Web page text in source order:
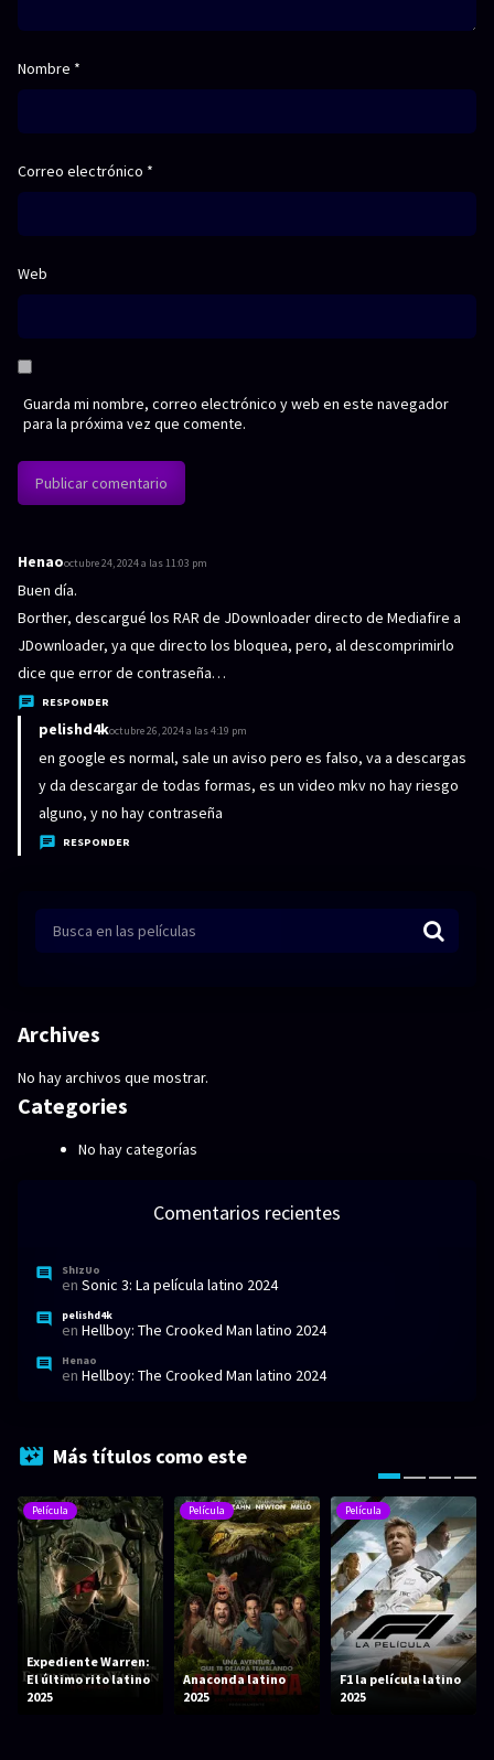
Nombre *
Correo electrónico *
Web
Guarda mi nombre, correo electrónico y web en este navegador
para la próxima vez que comente.
Henaod
i
c
e
:
octubre 24, 2024 a las 11:03 pm
Buen día.
Borther, descargué los RAR de JDownloader directo de Mediafire a
JDownloader, ya que directo los bloquea, pero, al descomprimirlo
dice que error de contraseña…
RESPONDER
pelishd4kd
i
c
e
:
octubre 26, 2024 a las 4:19 pm
en google es normal, sale un aviso pero es falso, va a descargas
y da descargar de todas formas, es un video mkv no hay riesgo
alguno, y no hay contraseña
RESPONDER
Archives
No hay archivos que mostrar.
Categories
No hay categorías
Comentarios recientes
ShIzUo
en Sonic 3: La película latino 2024
pelishd4k
en Hellboy: The Crooked Man latino 2024
Henao
en Hellboy: The Crooked Man latino 2024
Más títulos como este
Película
Expediente Warren:
El último rito latino
2025
Película
Anaconda latino
2025
Película
F1 la película latino
2025